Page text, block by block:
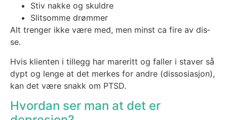
Stiv nak­ke og skuld­re
Slit­som­me drøm­mer
Alt tren­ger ikke være med, men minst ca fire av dis­
se.
Hvis kli­en­ten i til­legg har mare­ritt og fal­ler i sta­ver så
dypt og len­ge at det mer­kes for and­re (dis­so­sia­sjon),
kan det være snakk om PTSD.
Hvordan ser man at det er